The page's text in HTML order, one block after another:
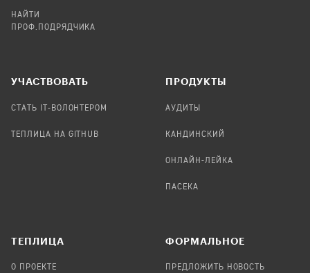
НАЙТИ
ПРОФ.ПОДРЯДЧИКА
УЧАСТВОВАТЬ
СТАТЬ IT-ВОЛОНТЕРОМ
ТЕПЛИЦА НА GITHUB
ПРОДУКТЫ
АУДИТЫ
КАНДИНСКИЙ
ОНЛАЙН-ЛЕЙКА
ПАСЕКА
TЕПЛИЦА
О ПРОЕКТЕ
ФОРМАЛЬНОЕ
ПРЕДЛОЖИТЬ НОВОСТЬ